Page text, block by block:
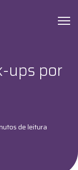
ups por
de leitura